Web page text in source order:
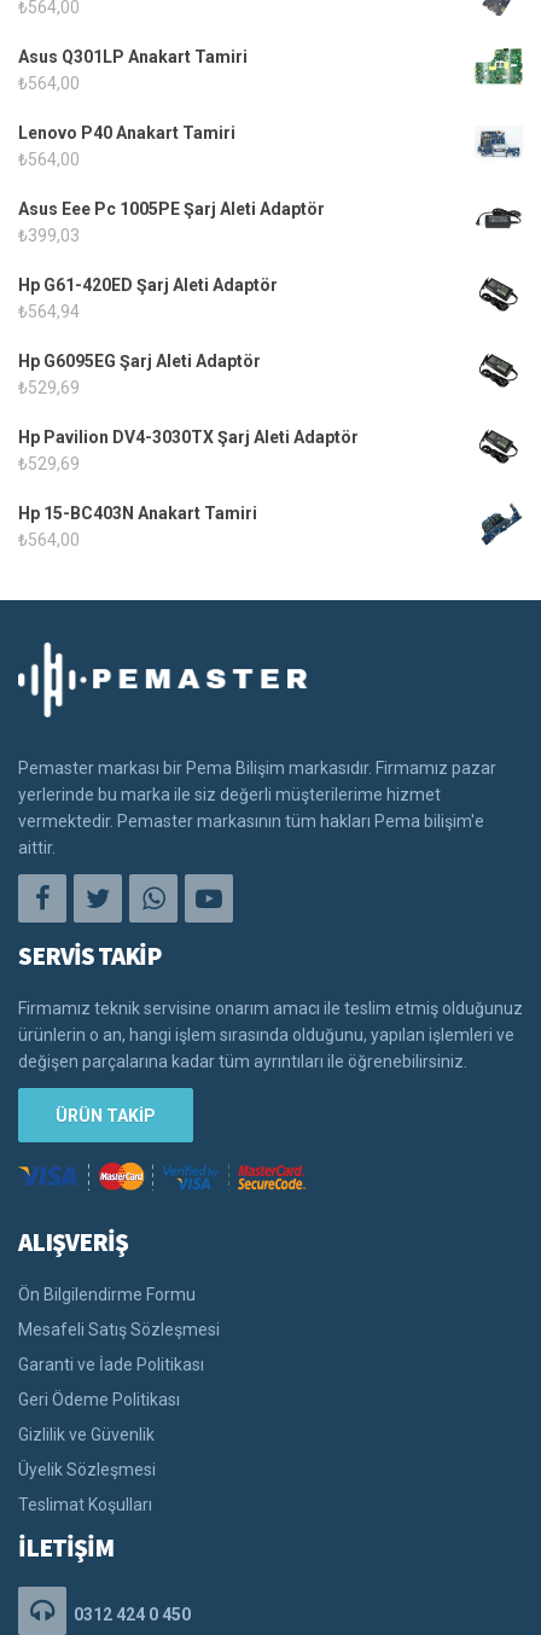
₺564,00
Asus Q301LP Anakart Tamiri
₺564,00
Lenovo P40 Anakart Tamiri
₺564,00
Asus Eee Pc 1005PE Şarj Aleti Adaptör
₺399,03
Hp G61-420ED Şarj Aleti Adaptör
₺564,94
Hp G6095EG Şarj Aleti Adaptör
₺529,69
Hp Pavilion DV4-3030TX Şarj Aleti Adaptör
₺529,69
Hp 15-BC403N Anakart Tamiri
₺564,00
Pemaster markası bir Pema Bilişim markasıdır. Firmamız pazar
yerlerinde bu marka ile siz değerli müşterilerime hizmet
vermektedir. Pemaster markasının tüm hakları Pema bilişim'e
aittir.
SERVİS TAKİP
Firmamız teknik servisine onarım amacı ile teslim etmiş olduğunuz
ürünlerin o an, hangi işlem sırasında olduğunu, yapılan işlemleri ve
değişen parçalarına kadar tüm ayrıntıları ile öğrenebilirsiniz.
ÜRÜN TAKİP
ALIŞVERİŞ
Ön Bilgilendirme Formu
Mesafeli Satış Sözleşmesi
Garanti ve İade Politikası
Geri Ödeme Politikası
Gizlilik ve Güvenlik
Üyelik Sözleşmesi
Teslimat Koşulları
İLETİŞİM
0312 424 0 450